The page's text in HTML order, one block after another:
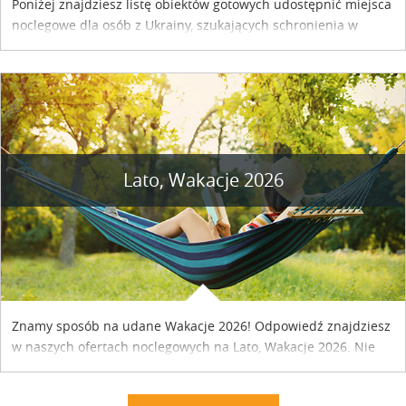
Poniżej znajdziesz listę obiektów gotowych udostępnić miejsca
noclegowe dla osób z Ukrainy, szukających schronienia w
Lato, Wakacje 2026
Znamy sposób na udane Wakacje 2026! Odpowiedź znajdziesz
w naszych ofertach noclegowych na Lato, Wakacje 2026. Nie
zwlekaj atrakcyjne noclegi czekają...